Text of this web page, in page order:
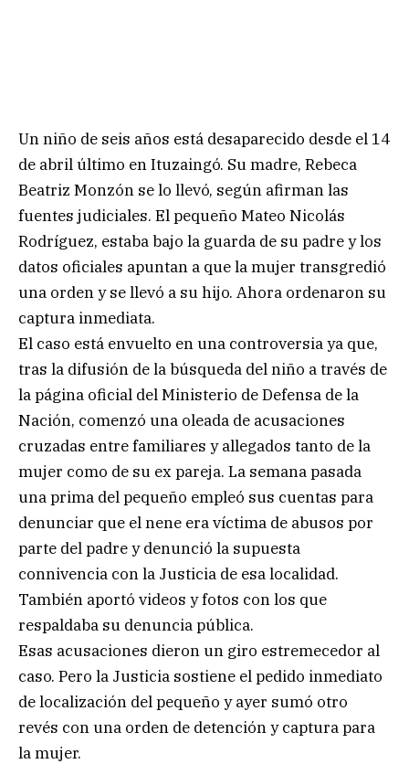
Un niño de seis años está desaparecido desde el 14
de abril último en Ituzaingó. Su madre, Rebeca
Beatriz Monzón se lo llevó, según afirman las
fuentes judiciales. El pequeño Mateo Nicolás
Rodríguez, estaba bajo la guarda de su padre y los
datos oficiales apuntan a que la mujer transgredió
una orden y se llevó a su hijo. Ahora ordenaron su
captura inmediata.
El caso está envuelto en una controversia ya que,
tras la difusión de la búsqueda del niño a través de
la página oficial del Ministerio de Defensa de la
Nación, comenzó una oleada de acusaciones
cruzadas entre familiares y allegados tanto de la
mujer como de su ex pareja. La semana pasada
una prima del pequeño empleó sus cuentas para
denunciar que el nene era víctima de abusos por
parte del padre y denunció la supuesta
connivencia con la Justicia de esa localidad.
También aportó videos y fotos con los que
respaldaba su denuncia pública.
Esas acusaciones dieron un giro estremecedor al
caso. Pero la Justicia sostiene el pedido inmediato
de localización del pequeño y ayer sumó otro
revés con una orden de detención y captura para
la mujer.